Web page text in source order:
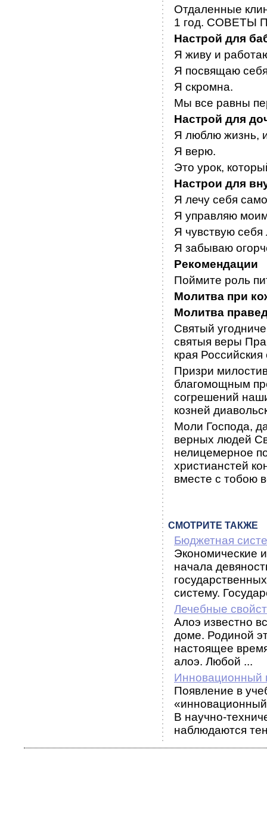
Отдаленные
1 год. СОВЕТЫ
Настрой для
Я живу и
Я посвящаю
Я скромна.
Мы все равны
Настрой для
Я люблю жизнь,
Я верю.
Это урок,
Настрои для
Я лечу себя
Я управляю
Я чувствую
Я забываю
Рекомендации
Поймите роль
Молитва при
Молитва
Святый
святыя веры
края
Призри
благомощным
согрешений
козней
Моли Господа,
верных людей
нелицемерное
христианстей
вместе с тобою
СМОТРИТЕ ТАКЖЕ
Бюджетная
Экономические
начала
систему.
Лечебные
Алоэ известно
доме. Родиной
настоящее
алоэ. Любой ...
Инновационный
Появление в
В научно-
наблюдаются